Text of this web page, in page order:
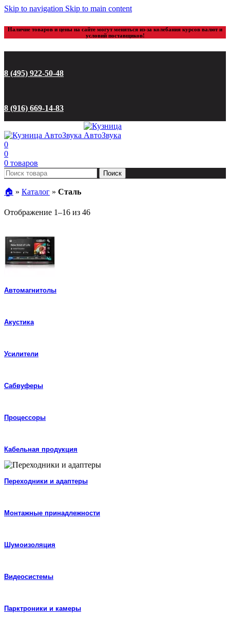
Skip to navigation Skip to main content
Наличие товаров и цены на сайте могут меняться из-за колебания курсов валют и
условий поставщиков!
8 (495) 922-50-48
8 (916) 669-14-83
0
0
0 товаров
Поиск
🏠︎ » Каталог » Сталь
Отображение 1–16 из 46Цены:
Автомагнитолы
Акустика
Усилители
Сабвуферы
Процессоры
Кабельная продукция
Переходники и адаптеры
Монтажные принадлежности
Шумоизоляция
Видеосистемы
Парктроники и камеры